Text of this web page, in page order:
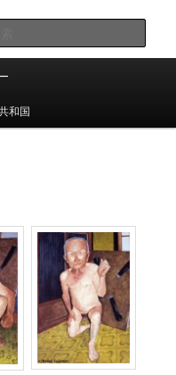
ラリー |
を中心としたアートギャラリーを
・イラスト、まんが、写真・小説
をお手伝い。
索
和国